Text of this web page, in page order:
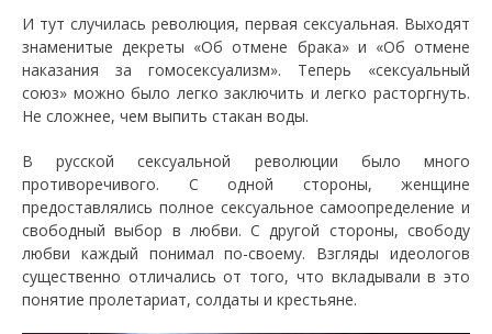
И тут случилась революция, первая сексуальная. Выходят
знаменитые декреты «Об отмене брака» и «Об отмене
наказания за гомосексуализм». Теперь «сексуальный
союз» можно было легко заключить и легко расторгнуть.
Не сложнее, чем выпить стакан воды.
В русской сексуальной революции было много
противоречивого. С одной стороны, женщине
предоставлялись полное сексуальное самоопределение и
свободный выбор в любви. С другой стороны, свободу
любви каждый понимал по-своему. Взгляды идеологов
существенно отличались от того, что вкладывали в это
понятие пролетариат, солдаты и крестьяне.